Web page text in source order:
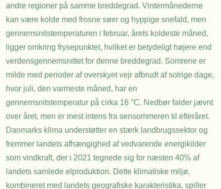
andre regioner på samme breddegrad. Vintermånederne
kan være kolde med frosne søer og hyppige snefald, men
gennemsnitstemperaturen i februar, årets koldeste måned,
ligger omkring frysepunktet, hvilket er betydeligt højere end
verdensgennemsnittet for denne breddegrad. Somrene er
milde med perioder af overskyet vejr afbrudt af solrige dage,
hvor juli, den varmeste måned, har en
gennemsnitstemperatur på cirka 16 °C. Nedbør falder jævnt
over året, men er mest intens fra sensommeren til efteråret.
Danmarks klima understøtter en stærk landbrugssektor og
fremmer landets afhængighed af vedvarende energikilder
som vindkraft, der i 2021 tegnede sig for næsten 40% af
landets samlede elproduktion. Dette klimatiske miljø,
kombineret med landets geografiske karakteristika, spiller